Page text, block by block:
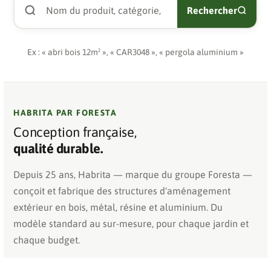
Rechercher
Ex : « abri bois 12m² », « CAR3048 », « pergola aluminium »
HABRITA PAR FORESTA
Conception française,
qualité durable.
Depuis 25 ans, Habrita — marque du groupe Foresta —
conçoit et fabrique des structures d'aménagement
extérieur en bois, métal, résine et aluminium. Du
modèle standard au sur-mesure, pour chaque jardin et
chaque budget.